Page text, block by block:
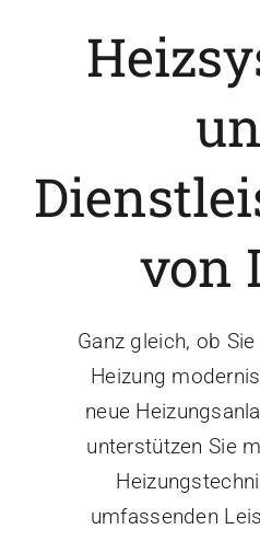
von
Ganz gleich, ob
Heizung
neue
unterstützen Sie
umfassenden